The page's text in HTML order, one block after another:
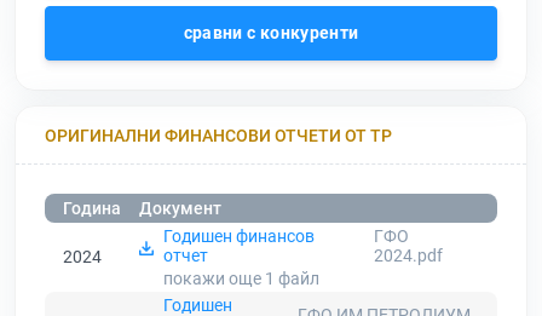
сравни с конкуренти
ОРИГИНАЛНИ ФИНАНСОВИ ОТЧЕТИ ОТ ТР
Година Документ
2024
Годишен финансов
отчет
ГФО
2024.pdf
покажи още 1 файл
Годишен